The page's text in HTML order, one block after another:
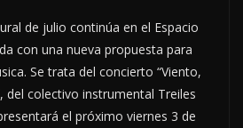
de julio continúa en el Espacio
con una nueva propuesta para
Se trata del concierto “Viento,
del colectivo instrumental Treiles
el próximo viernes 3 de